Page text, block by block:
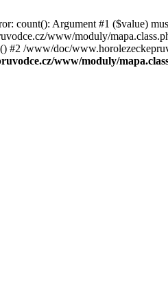
count(): Argument #1 ($value)
www/moduly/
#2 /www/doc/
www/moduly/